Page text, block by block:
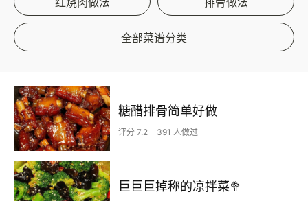
全部菜谱分类
糖醋排骨简单好做
评分 7.2 391 人做过
巨巨巨掉称的凉拌菜🥦